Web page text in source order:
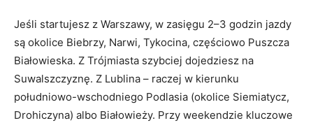
Jeśli startujesz z Warszawy, w zasięgu 2–3 godzin jazdy
są okolice Biebrzy, Narwi, Tykocina, częściowo Puszcza
Białowieska. Z Trójmiasta szybciej dojedziesz na
Suwalszczyznę. Z Lublina – raczej w kierunku
południowo-wschodniego Podlasia (okolice Siemiatycz,
Drohiczyna) albo Białowieży. Przy weekendzie kluczowe